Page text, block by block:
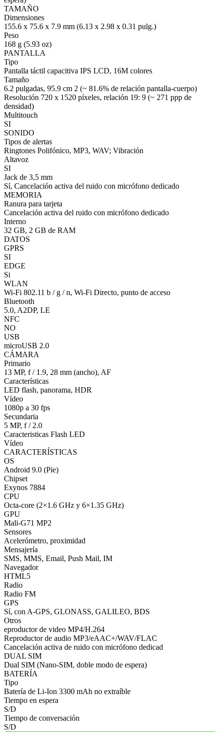
TAMAÑO
Dimensiones
155.6 x 75.6 x 7.9 mm (6.13 x 2.98 x 0.31 pulg.)
Peso
168 g (5.93 oz)
PANTALLA
Tipo
Pantalla táctil capacitiva IPS LCD, 16M colores
Tamaño
6.2 pulgadas, 95.9 cm 2 (~ 81.6% de relación pantalla-cuerpo)
Resolución 720 x 1520 píxeles, relación 19: 9 (~ 271 ppp de
densidad)
Multitouch
SI
SONIDO
Tipos de alertas
Ringtones Polifónico, MP3, WAV; Vibración
Altavoz
SI
Jack de 3,5 mm
Sí, Cancelación activa del ruido con micrófono dedicado
MEMORIA
Ranura para tarjeta
Cancelación activa del ruido con micrófono dedicado
Interno
32 GB, 2 GB de RAM
DATOS
GPRS
SI
EDGE
Si
WLAN
Wi-Fi 802.11 b / g / n, Wi-Fi Directo, punto de acceso
Bluetooth
5.0, A2DP, LE
NFC
NO
USB
microUSB 2.0
CÁMARA
Primario
13 MP, f / 1.9, 28 mm (ancho), AF
Características
LED flash, panorama, HDR
Vídeo
1080p a 30 fps
Secundaria
5 MP, f / 2.0
Caracteristicas Flash LED
Vídeo
CARACTERÍSTICAS
OS
Android 9.0 (Pie)
Chipset
Exynos 7884
CPU
Octa-core (2×1.6 GHz y 6×1.35 GHz)
GPU
Mali-G71 MP2
Sensores
Acelerómetro, proximidad
Mensajería
SMS, MMS, Email, Push Mail, IM
Navegador
HTML5
Radio
Radio FM
GPS
Sí, con A-GPS, GLONASS, GALILEO, BDS
Otros
eproductor de video MP4/H.264
Reproductor de audio MP3/eAAC+/WAV/FLAC
Cancelación activa de ruido con micrófono dedicad
DUAL SIM
Dual SIM (Nano-SIM, doble modo de espera)
BATERÍA
Tipo
Batería de Li-Ion 3300 mAh no extraíble
Tiempo en espera
S/D
Tiempo de conversación
S/D